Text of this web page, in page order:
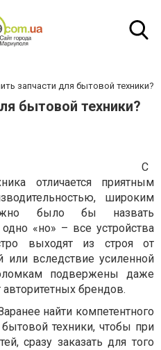
запчасти для бытовой техники?
бытовой техники?
С
отличается приятным
широким
было бы назвать
«но» – все устройства
выходят из строя от
или вследствие усиленной
подвержены даже
брендов.
найти компетентного
техники, чтобы при
сразу заказать для того